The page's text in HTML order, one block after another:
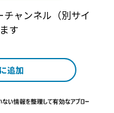
ャンネル（別サイ
す
追加